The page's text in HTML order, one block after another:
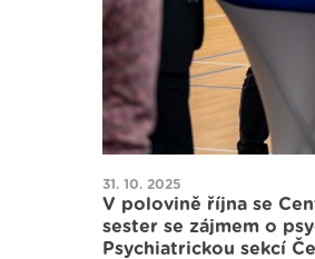
31. 10. 2025
V polovině října se
sester se zájmem o
Psychiatrickou sekcí